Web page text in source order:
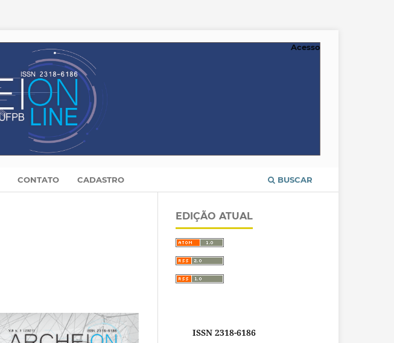
CONTATO CADASTRO BUSCAR
Acesso
EDIÇÃO ATUAL
ISSN 2318-6186